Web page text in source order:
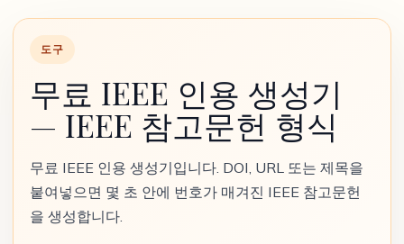
도구
무료 IEEE 인용 생성기
— IEEE 참고문헌 형식
무료 IEEE 인용 생성기입니다. DOI, URL 또는 제목을
붙여넣으면 몇 초 안에 번호가 매겨진 IEEE 참고문헌
을 생성합니다.